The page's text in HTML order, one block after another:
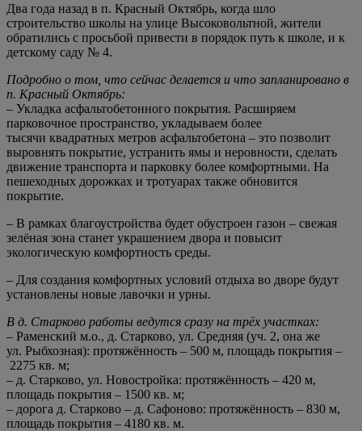
Два года назад в п. Красный Октябрь, когда шло
строительство школы на улице Высоковольтной, жители
обратились с просьбой привести в порядок путь к школе, и к
детскому саду № 4.
Подробно о том, что сейчас делается и что запланировано в
п. Красный Октябрь:
– Укладка асфальтобетонного покрытия. Расширяем
парковочное пространство, укладываем более
тысячи квадратных метров асфальтобетона – это позволит
выровнять покрытие, устранить ямы и неровности, сделать
движение транспорта и парковку более комфортными. На
пешеходных дорожках и тротуарах также обновится
покрытие.
– В рамках благоустройства будет обустроен газон – свежая
зелёная зона станет украшением двора и повысит
экологическую комфортность среды.
– Для создания комфортных условий отдыха во дворе будут
установлены новые лавочки и урны.
В д. Старково работы ведутся сразу на трёх участках:
– Раменский м.о., д. Старково, ул. Средняя (уч. 2, она же
ул. Рыбхозная): протяжённость – 500 м, площадь покрытия –
2275 кв. м;
– д. Старково, ул. Новостройка: протяжённость – 420 м,
площадь покрытия – 1500 кв. м;
– дорога д. Старково – д. Сафоново: протяжённость – 830 м,
площадь покрытия – 4180 кв. м.